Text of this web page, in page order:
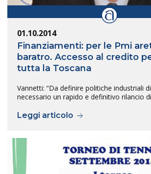
01.10.2014
Finanziamenti: per le Pmi
baratro. Accesso al credito
tutta la Toscana
Vannetti: “Da definire politiche industriali
necessario un rapido e definitivo rilancio
Leggi articolo